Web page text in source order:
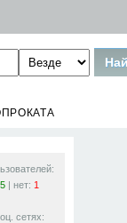
5 | нет: 1
сетях: